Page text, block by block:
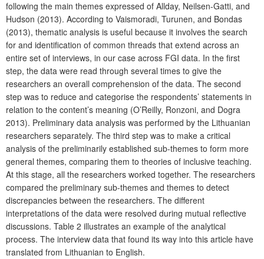
following the main themes expressed of Allday, Neilsen-Gatti, and
Hudson (2013). According to Vaismoradi, Turunen, and Bondas
(2013), thematic analysis is useful because it involves the search
for and identification of common threads that extend across an
entire set of interviews, in our case across FGI data. In the first
step, the data were read through several times to give the
researchers an overall comprehension of the data. The second
step was to reduce and categorise the respondents’ statements in
relation to the content’s meaning (O’Reilly, Ronzoni, and Dogra
2013). Preliminary data analysis was performed by the Lithuanian
researchers separately. The third step was to make a critical
analysis of the preliminarily established sub-themes to form more
general themes, comparing them to theories of inclusive teaching.
At this stage, all the researchers worked together. The researchers
compared the preliminary sub-themes and themes to detect
discrepancies between the researchers. The different
interpretations of the data were resolved during mutual reflective
discussions. Table 2 illustrates an example of the analytical
process. The interview data that found its way into this article have
translated from Lithuanian to English.